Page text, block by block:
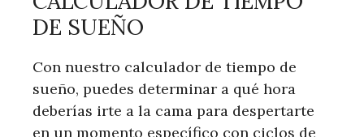
DE SUEÑO
Con nuestro calculador de tiempo de
sueño, puedes determinar a qué hora
deberías irte a la cama para despertarte
en un momento específico con ciclos de